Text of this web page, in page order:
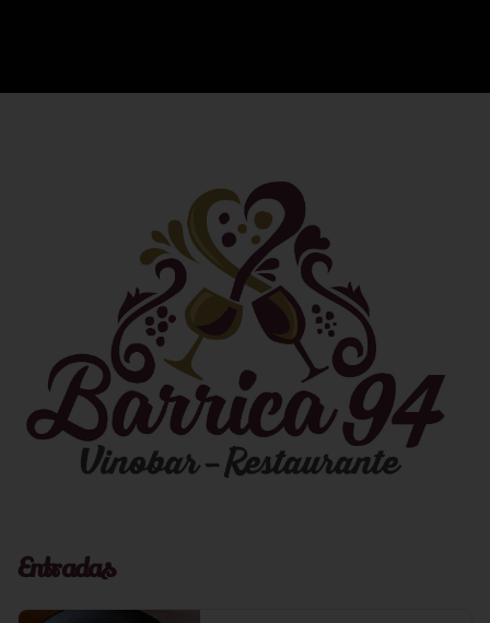
Entradas